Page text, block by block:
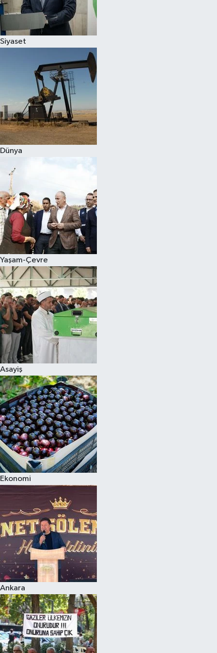
Siyaset
Dünya
Yaşam-Çevre
Asayiş
Ekonomi
Ankara
Spor
Çocuk
Eğitim
Hava Durumu
Kadın
Kültür Sanat
Sağlık
Siyaset
Teknoloji
Televizyon
Yaşam-Çevre